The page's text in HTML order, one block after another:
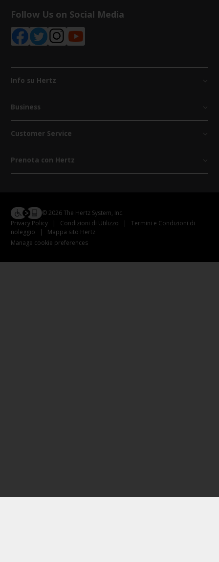
Follow Us on Social Media
Info su Hertz
Business
Customer Service
Prenota con Hertz
© 2026 The Hertz System, Inc.
Privacy Policy
| Condizioni di Utilizzo |
Termini e Condizioni di
noleggio
|
Mappa sito Hertz
Manage cookie preferences